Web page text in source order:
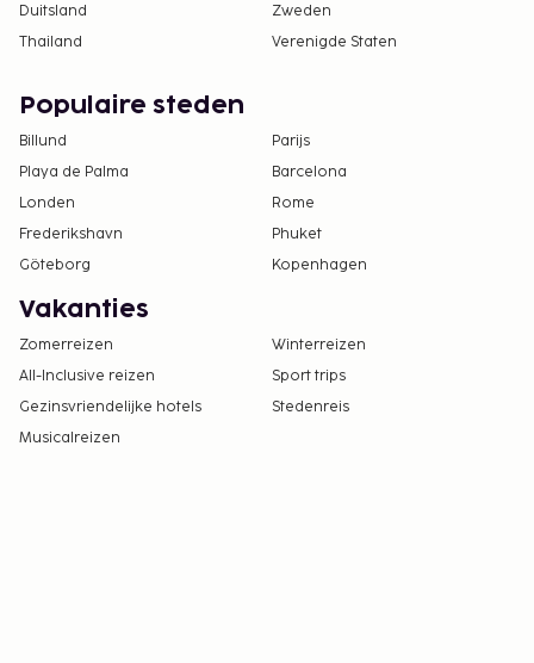
Duitsland
Zweden
Thailand
Verenigde Staten
Populaire steden
Billund
Parijs
Playa de Palma
Barcelona
Londen
Rome
Frederikshavn
Phuket
Göteborg
Kopenhagen
Vakanties
Zomerreizen
Winterreizen
All-Inclusive reizen
Sport trips
Gezinsvriendelijke hotels
Stedenreis
Musicalreizen